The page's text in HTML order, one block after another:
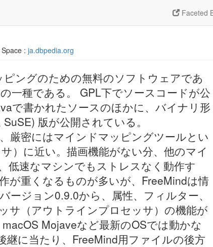
Faceted
: ja.dbpedia.org
ングのための無料のソフトウェアであ
一種である。 GPL下でソースコードが公
で書かれたソースのほかに、バイナリ形
版が公開されている。
厳密にはマインドマッピングツールとい
）に近い。描画機能がない分、他のマイ
低速なマシンでもストレスなく動作す
が重くなるものが多いが、FreeMindは情
ジョン0.9.0から、属性、フィルター、
サ（アウトラインプロセッサ）の機能が
Mojaveなど最新のOSでは動かな
に当たり、FreeMind用ファイルの後方